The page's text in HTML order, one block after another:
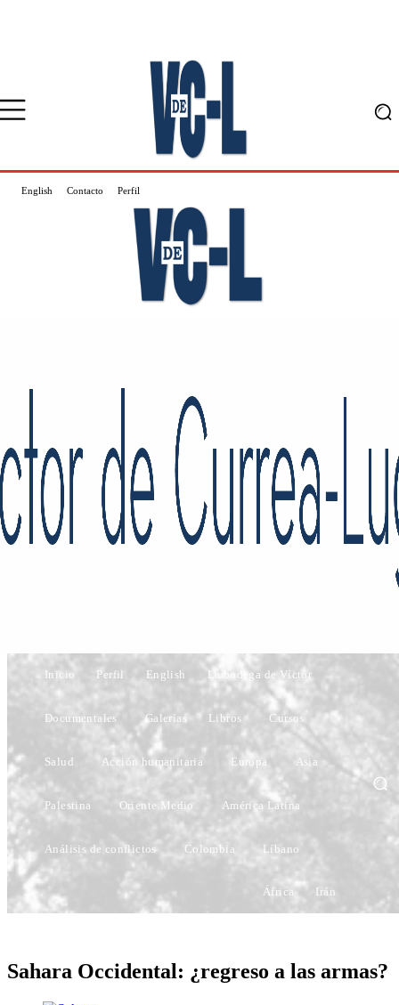
English Contacto Perfil
Inicio Perfil English La bodega de Víctor
Documentales Galerías Libros Cursos
Salud Acción humanitaria Europa Asia
Palestina Oriente Medio América Latina
Análisis de conflictos Colombia Líbano
África Irán
Sahara Occidental: ¿regreso a las armas?